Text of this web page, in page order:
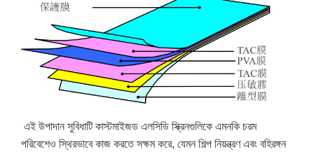
এই উপাদান সুবিধাটি কাস্টমাইজড এলসিডি স্ক্রিনগুলিকে এমনকি চরম
পরিবেশেও স্থিরভাবে কাজ করতে সক্ষম করে, যেমন শিল্প নিয়ন্ত্রণ এবং বহিরঙ্গন